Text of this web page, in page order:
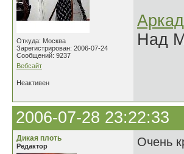
Откуда: Москва
Зарегистрирован: 2006-07-24
Сообщений: 9237
Вебсайт
Над
Неактивен
2006-07-28 23:22:33
Дикая плоть
Редактор Очень